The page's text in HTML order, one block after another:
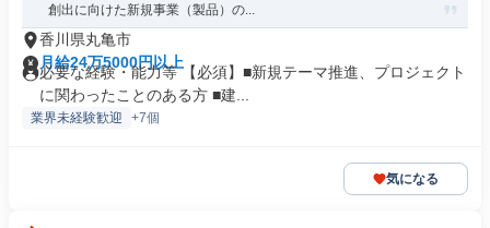
創出に向けた新規事業（製品）の...
香川県丸亀市
月給24万5000円以上
必要な経験・能力等 【必須】■新規テーマ推進、プロジェクト
に関わったことのある方 ■建...
業界未経験歓迎 +7個
気になる